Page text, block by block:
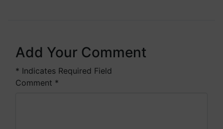
Add Your Comment
* Indicates Required Field
Comment *